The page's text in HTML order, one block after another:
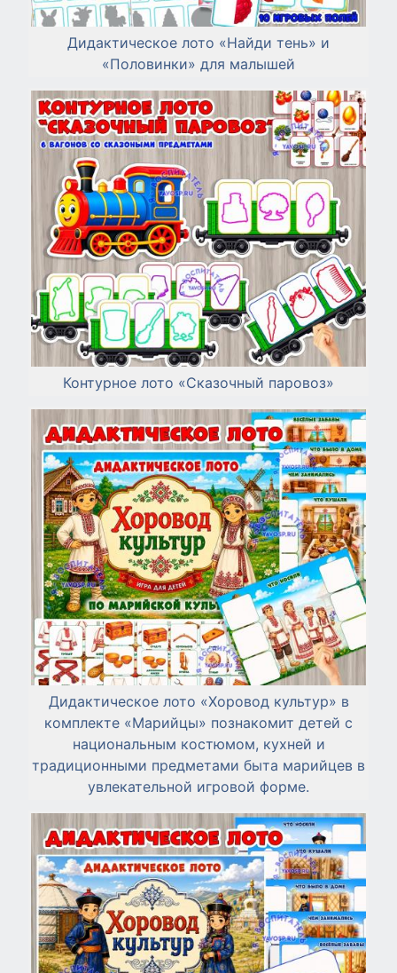
Дидактическое лото «Найди тень» и
«Половинки» для малышей
Контурное лото «Сказочный паровоз»
Дидактическое лото «Хоровод культур» в
комплекте «Марийцы» познакомит детей с
национальным костюмом, кухней и
традиционными предметами быта марийцев в
увлекательной игровой форме.